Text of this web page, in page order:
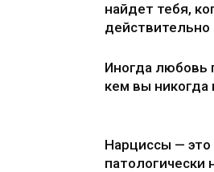
найдет тебя,
Иногда любовь
кем вы никогда
Нарциссы — это
патологически